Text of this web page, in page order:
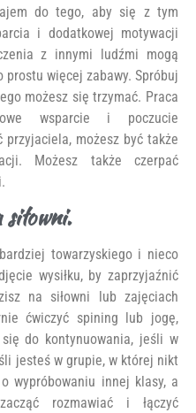
do tego, aby się z tym
i dodatkowej motywacji
z innymi ludźmi mogą
więcej zabawy. Spróbuj
możesz się trzymać. Praca
wsparcie i poczucie
przyjaciela, możesz być także
Możesz także czerpać
towarzyskiego i nieco
wysiłku, by zaprzyjaźnić
na siłowni lub zajęciach
ćwiczyć spining lub jogę,
do kontynuowania, jeśli w
jesteś w grupie, w której nikt
wypróbowaniu innej klasy, a
rozmawiać i łączyć